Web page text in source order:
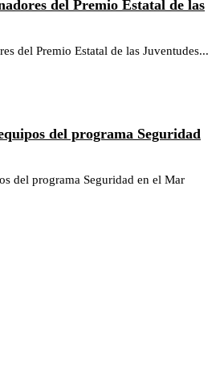
del Premio Estatal de las
del Premio Estatal de las Juventudes...
del programa Seguridad
del programa Seguridad en el Mar